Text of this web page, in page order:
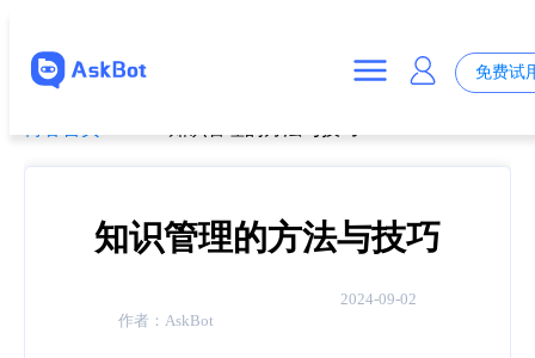
免费试
知识管理的方法与技巧
作者： AskBot
2024-09-02